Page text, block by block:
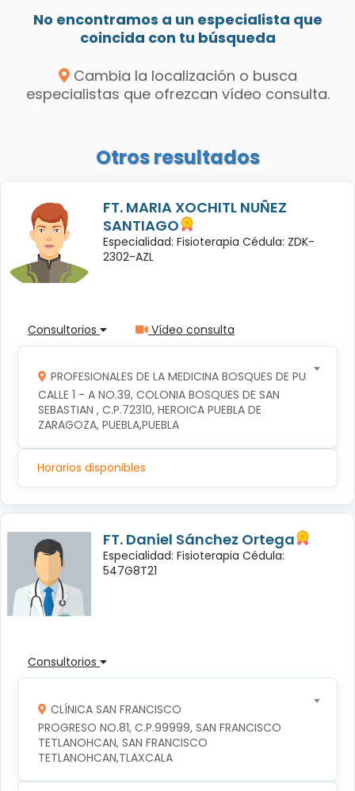
No encontramos a un especialista que
coincida con tu búsqueda
Cambia la localización o busca
especialistas que ofrezcan vídeo consulta.
Otros resultados
FT. MARIA XOCHITL NUÑEZ
SANTIAGO
Especialidad: Fisioterapia Cédula: ZDK-
2302-AZL
Consultorios Vídeo consulta
PROFESIONALES DE LA MEDICINA BOSQUES DE PUEBLA S
CALLE 1 - A NO.39, COLONIA BOSQUES DE SAN
SEBASTIAN , C.P.72310, HEROICA PUEBLA DE
ZARAGOZA, PUEBLA,PUEBLA
Horarios disponibles
FT. Daniel Sánchez Ortega
Especialidad: Fisioterapia Cédula:
547G8T21
Consultorios
CLÍNICA SAN FRANCISCO
PROGRESO NO.81, C.P.99999, SAN FRANCISCO
TETLANOHCAN, SAN FRANCISCO
TETLANOHCAN,TLAXCALA